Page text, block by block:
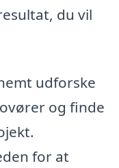
du vil
udforske
og finde
for at